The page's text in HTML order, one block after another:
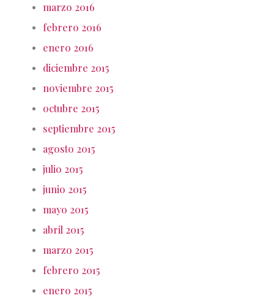
marzo 2016
febrero 2016
enero 2016
diciembre 2015
noviembre 2015
octubre 2015
septiembre 2015
agosto 2015
julio 2015
junio 2015
mayo 2015
abril 2015
marzo 2015
febrero 2015
enero 2015